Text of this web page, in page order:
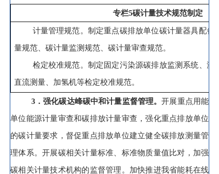
专栏5碳计量技术规范制定
计量管理规范。 制定重点碳排放单位碳计量器具配备
量规范、碳计量监测规范、碳计量审查规范。
检定校准规范。 制定固定污染源碳排放监测系统、激
直流测量、加氢机等检定校准规范。
3．强化碳达峰碳中和计量监督管理。开展重点用能
单位能源计量审查和碳排放计量审查 ，强化重点排放单位
的碳计量要求，督促重点排放单位建立健全碳排放测量管
理体系。 开展碳相关计量标准、标准物质量值比对，加强
碳相关计量技术机构的监督管理 。 加快推进我省能耗在线